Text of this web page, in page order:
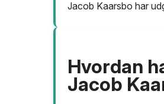
Jacob Kaarsbo har
Hvordan
Jacob